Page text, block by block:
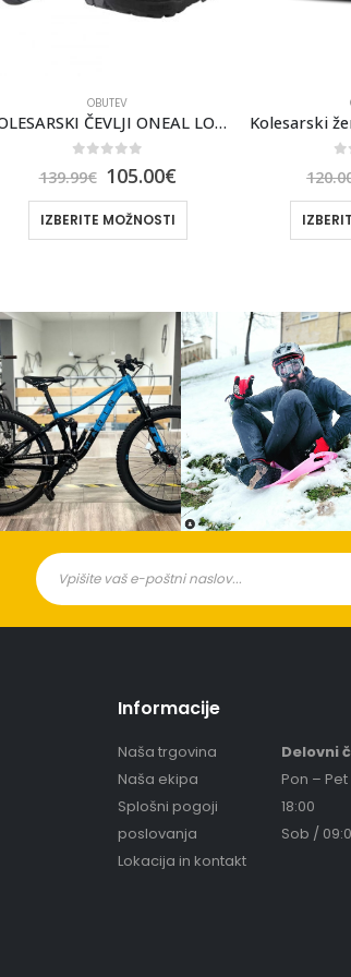
OBUTEV
Kolesarski ženski čevlji Ride Concepts LIVEWIRE
120.00€ 75.00€
IZBERITE MOŽNOSTI
Informacije
Naša trgovina
Naša ekipa
Splošni pogoji
poslovanja
Lokacija in kontakt
Delovni
Pon – Pet
18:00
Sob /